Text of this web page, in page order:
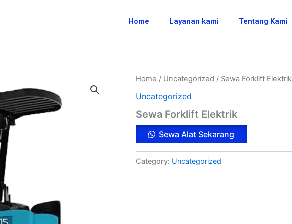
Home Layanan kami Tentang Kami
Home / Uncategorized / Sewa Forklift Elektrik
Uncategorized
Sewa Forklift Elektrik
Sewa
Elektrik
Sewa Alat Sekarang
Category: Uncategorized